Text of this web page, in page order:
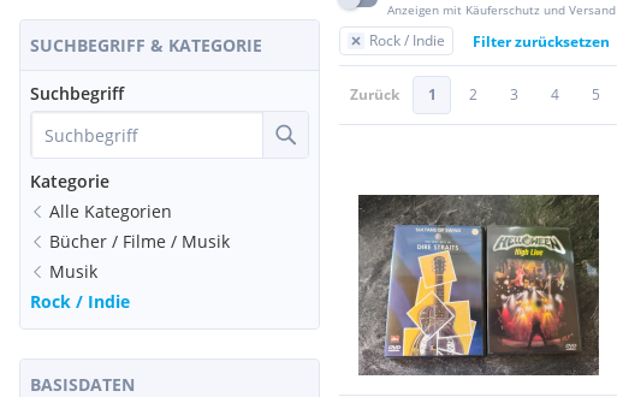
SUCHBEGRIFF & KATEGORIE
Suchbegriff
Kategorie
Alle Kategorien
Bücher / Filme / Musik
Musik
Rock / Indie
BASISDATEN
Anzeigen mit Käuferschutz und Versand
Rock / Indie Filter zurücksetzen
Zurück 1 2 3 4 5